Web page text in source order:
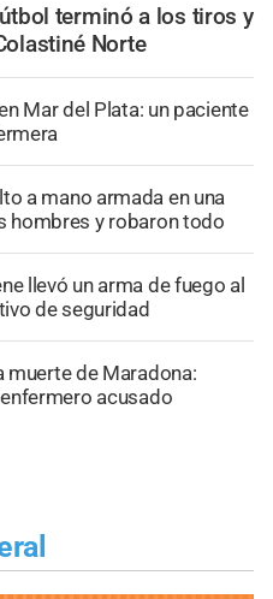
terminó a los tiros y
Norte
Mar del Plata: un paciente
a mano armada en una
hombres y robaron todo
llevó un arma de fuego al
de seguridad
muerte de Maradona:
acusado